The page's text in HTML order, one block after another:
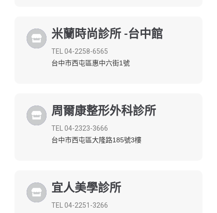
米蘭時尚診所 -台中館
TEL 04-2258-6565
台中市西屯區惠中六街1號
周爾康整形外科診所
TEL 04-2323-3666
台中市西屯區大隆路185號3樓
宜人美學診所
TEL 04-2251-3266